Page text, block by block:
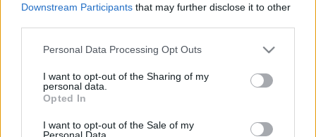
Downstream Participants that may further disclose it to other
Please note that this website/app uses one or more Google
not limited to your visit or usage behaviour. You may click to
grant or deny consent to Google and its third-party tags to
use your data for below specified purposes in below Google
consent section.
Personal Data Processing Opt Outs
I want to opt-out of the Sharing of my
personal data.
Opted In
I want to opt-out of the Sale of my
Personal Data.
Posibles modificaciones: Malsa y Bardhi, quienes tuvieron
minutos en la derrota en Sevilla, pueden ser las grandes
novedades del once. Dani Gómez puede sustituir a Soldado
y dejar sus puestos a Son y Franquesa.
más demandado